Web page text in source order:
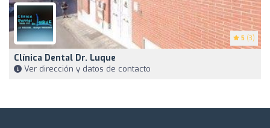
5 (3)
Clínica Dental Dr. Luque
Ver dirección y datos de contacto